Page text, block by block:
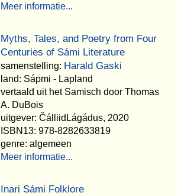
Meer informatie...
Myths, Tales, and Poetry from Four
Centuries of Sámi Literature
samenstelling: Harald Gaski
land: Sápmi - Lapland
vertaald uit het Samisch door Thomas
A. DuBois
uitgever: ČálliidLágádus, 2020
ISBN13: 978-8282633819
genre: algemeen
Meer informatie...
Inari Sámi Folklore